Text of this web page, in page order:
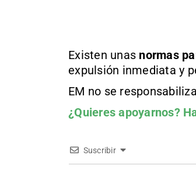
Existen unas normas
expulsión inmediata y
EM no se
¿Quieres apoyarnos?
Suscribir